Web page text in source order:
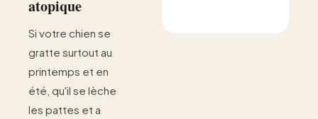
atopique
Si votre chien se
gratte surtout au
printemps et en
été, qu'il se lèche
les pattes et a